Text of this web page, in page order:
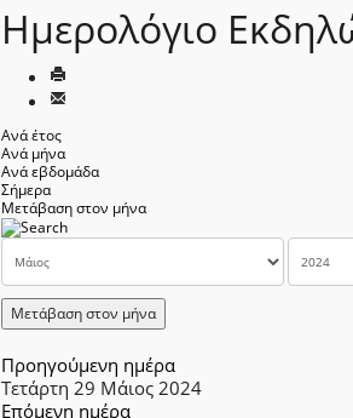
Ημερολόγιο
Ανά έτος
Ανά μήνα
Ανά εβδομάδα
Σήμερα
Μετάβαση στον μήνα
Μετάβαση στον μήνα
Προηγούμενη ημέρα
Τετάρτη 29 Μάιος 2024
Επόμενη ημέρα